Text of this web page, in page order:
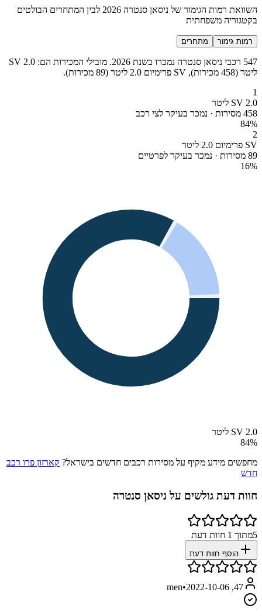
השוואת רמות הגימור של ניסאן סנטרה 2026 לבין המתחרים הבולטים
בקטגוריה משפחתית
רמות גימור מתחרים
547 רכבי ניסאן סנטרה נמכרו בשנת 2026. מובילי המכירות הם: SV 2.0
ליטר (458 מכירות), SV פרימיום 2.0 ליטר (89 מכירות).
1
SV 2.0 ליטר
458 מסירות · נמכר בעיקר לצי רכב
84%
2
SV פרימיום 2.0 ליטר
89 מסירות · נמכר בעיקר לפרטיים
16%
SV 2.0 ליטר
84%
מחפשים מידע מקיף על מסירות רכבים חדשים בישראל? קארזון פרו רכב
חדש
חוות דעת גולשים על ניסאן סנטרה
5מתוך 1 חוות דעת
הוסף חוות דעת
47, men
•2022-10-06